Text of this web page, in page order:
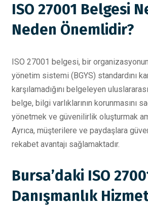
ISO 27001 Belgesi
Neden Önemlidir?
ISO 27001 belgesi, bir
yönetim sistemi (BGYS) standardını
karşılamadığını belgeleyen
belge, bilgi varlıklarının korunmasını
yönetmek ve güvenilirlik oluşturmak
Ayrıca, müşterilere ve paydaşlara
rekabet avantajı sağlamaktadır.
Bursa’daki ISO
Danışmanlık